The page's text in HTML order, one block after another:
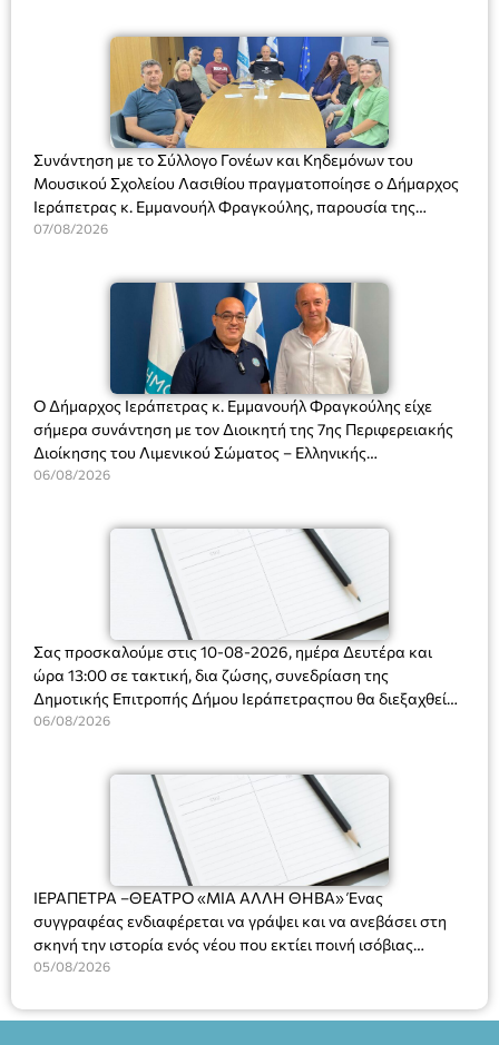
Συνάντηση με το Σύλλογο Γονέων και Κηδεμόνων του
Μουσικού Σχολείου Λασιθίου πραγματοποίησε ο Δήμαρχος
Ιεράπετρας κ. Εμμανουήλ Φραγκούλης, παρουσία της
Διευθύντριας του σχολείου κας Μαριάννας Χαΐτα.
07/08/2026
Ο Δήμαρχος Ιεράπετρας κ. Εμμανουήλ Φραγκούλης είχε
σήμερα συνάντηση με τον Διοικητή της 7ης Περιφερειακής
Διοίκησης του Λιμενικού Σώματος – Ελληνικής
Ακτοφυλακής (Λ.Σ.-ΕΛ.ΑΚΤ.), Αρχιπλοίαρχο Λ.Σ. κ. Ιωάννη
06/08/2026
Σας προσκαλούμε στις 10-08-2026, ημέρα Δευτέρα και
ώρα 13:00 σε τακτική, δια ζώσης, συνεδρίαση της
Δημοτικής Επιτροπής Δήμου Ιεράπετραςπου θα διεξαχθεί
στο Δημοτικό Κατάστημα, Δημοκρατίας 31 στην αίθουσα
και λήψη αποφάσεων στα παρακάτω θέματα:
06/08/2026
ΙΕΡΑΠΕΤΡΑ –ΘΕΑΤΡΟ «ΜΙΑ ΑΛΛΗ ΘΗΒΑ» Ένας
συγγραφέας ενδιαφέρεται να γράψει και να ανεβάσει στη
σκηνή την ιστορία ενός νέου που εκτίει ποινή ισόβιας
κάθειρξης για πατροκτονία. Ένα πολυβραβευμένο έργο για
ασθένεια, τον ερωτισμό. Ένα έργο αινιγματικό, συγκινητικό,
05/08/2026